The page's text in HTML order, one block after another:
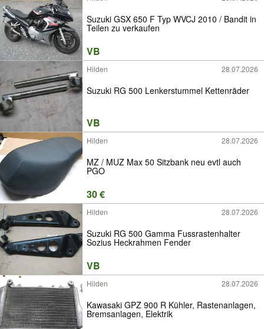
Suzuki GSX 650 F Typ WVCJ 2010 / Bandit in
Teilen zu verkaufen
VB
Hilden 28.07.2026
Suzuki RG 500 Lenkerstummel Kettenräder
VB
Hilden 28.07.2026
MZ / MUZ Max 50 Sitzbank neu evtl auch
PGO
30 €
Hilden 28.07.2026
Suzuki RG 500 Gamma Fussrastenhalter
Sozius Heckrahmen Fender
VB
Hilden 28.07.2026
Kawasaki GPZ 900 R Kühler, Rastenanlagen,
Bremsanlagen, Elektrik